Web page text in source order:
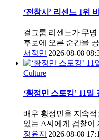
‘전참시’ 리센느 1위
걸그룹 리센느가 무
후보에 오른 순간을
서정민 2026-08-08
Culture
‘황정민 스토킹’ 11일
배우 황정민을 지속
있는 A씨에게 검찰이
정윤지
2026-08-08